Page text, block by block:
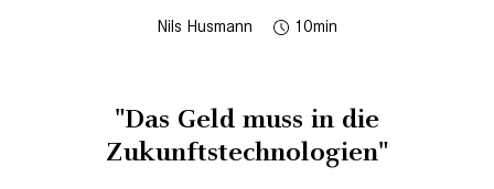
Nils Husmann 10
"Das Geld muss in die
Zukunftstechnologien"